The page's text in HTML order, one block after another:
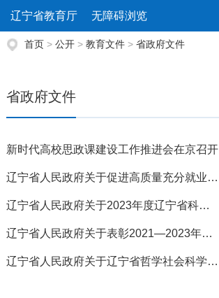
辽宁省教育厅 无障碍浏览
首页 > 公开 > 教育文件 > 省政府文件
省政府文件
新时代高校思政课建设工作推进会在京召开
辽宁省人民政府关于促进高质量充分就业的实施意见
辽宁省人民政府关于2023年度辽宁省科学技术奖励的决定
辽宁省人民政府关于表彰2021—2023年度人大代表建议和政协提案办理工作先进单位和先进个人的...
辽宁省人民政府关于辽宁省哲学社会科学奖·成果奖（第九届）奖励的决定